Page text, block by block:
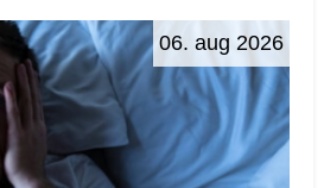
06. aug 2026